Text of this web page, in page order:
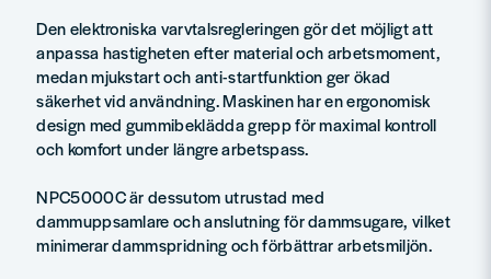
Den elektroniska varvtalsregleringen gör det möjligt att
anpassa hastigheten efter material och arbetsmoment,
medan mjukstart och anti-startfunktion ger ökad
säkerhet vid användning. Maskinen har en ergonomisk
design med gummibeklädda grepp för maximal kontroll
och komfort under längre arbetspass.
NPC5000C är dessutom utrustad med
dammuppsamlare och anslutning för dammsugare, vilket
minimerar dammspridning och förbättrar arbetsmiljön.